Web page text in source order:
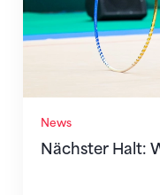
News
Nächster Halt: